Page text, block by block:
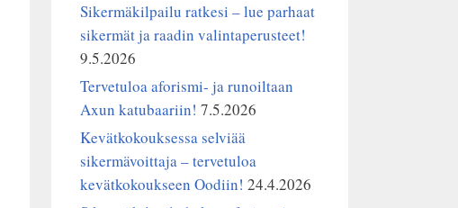
Sikermäkilpailu ratkesi – lue parhaat
sikermät ja raadin valintaperusteet!
9.5.2026
Tervetuloa aforismi- ja runoiltaan
Axun katubaariin! 7.5.2026
Kevätkokouksessa selviää
sikermävoittaja – tervetuloa
kevätkokoukseen Oodiin! 24.4.2026